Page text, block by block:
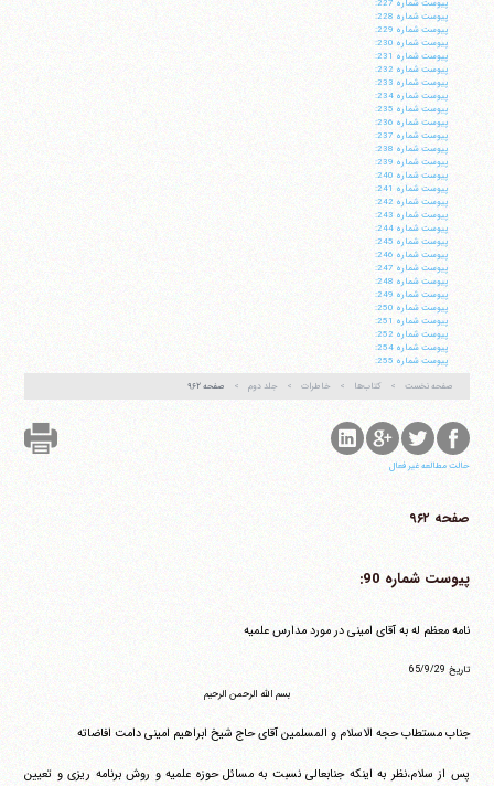
پيوست شماره 227:
پيوست شماره 228:
پيوست شماره 229:
پيوست شماره 230:
پيوست شماره 231:
پيوست شماره 232:
پيوست شماره 233:
پيوست شماره 234:
پيوست شماره 235:
پيوست شماره 236:
پيوست شماره 237:
پيوست شماره 238:
پيوست شماره 239:
پيوست شماره 240:
پيوست شماره 241:
پيوست شماره 242:
پيوست شماره 243:
پيوست شماره 244:
پيوست شماره 245:
پيوست شماره 246:
پيوست شماره 247:
پيوست شماره 248:
پيوست شماره 249:
پيوست شماره 250:
پيوست شماره 251:
پيوست شماره 252:
پيوست شماره 254:
پيوست شماره 255:
صفحه نخست
کتاب‌ها خاطرات جلد دوم صفحه ۹۶۲
حالت مطالعه غیر فعال
صفحه ۹۶۲
پیوست شماره 90:
نامه معظم له به آقای امینی در مورد مدارس علمیه
تاریخ ‏65/9/29
بسم الله الرحمن الرحیم
جناب مستطاب حجه الاسلام و المسلمین آقای حاج شیخ ابراهیم امینی دامت افاضاته
پس از سلام،نظر به اینکه جنابعالی نسبت به مسائل حوزه علمیه و روش برنامه ریزی و تعیین